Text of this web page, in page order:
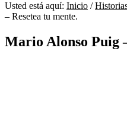
Usted está aquí: Inicio /
– Resetea tu mente.
Mario Alonso Puig